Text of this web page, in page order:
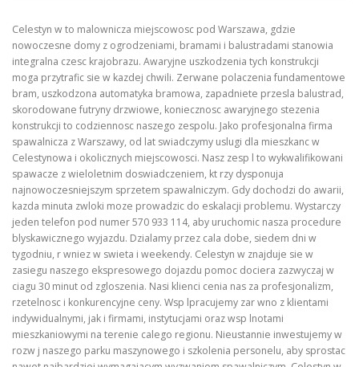
Celestyn w to malownicza miejscowosc pod Warszawa, gdzie
nowoczesne domy z ogrodzeniami, bramami i balustradami stanowia
integralna czesc krajobrazu. Awaryjne uszkodzenia tych konstrukcji
moga przytrafic sie w kazdej chwili. Zerwane polaczenia fundamentowe
bram, uszkodzona automatyka bramowa, zapadniete przesla balustrad,
skorodowane futryny drzwiowe, koniecznosc awaryjnego stezenia
konstrukcji to codziennosc naszego zespolu. Jako profesjonalna firma
spawalnicza z Warszawy, od lat swiadczymy uslugi dla mieszkanc w
Celestynowa i okolicznych miejscowosci. Nasz zesp l to wykwalifikowani
spawacze z wieloletnim doswiadczeniem, kt rzy dysponuja
najnowoczesniejszym sprzetem spawalniczym. Gdy dochodzi do awarii,
kazda minuta zwloki moze prowadzic do eskalacji problemu. Wystarczy
jeden telefon pod numer 570 933 114, aby uruchomic nasza procedure
blyskawicznego wyjazdu. Dzialamy przez cala dobe, siedem dni w
tygodniu, r wniez w swieta i weekendy. Celestyn w znajduje sie w
zasiegu naszego ekspresowego dojazdu pomoc dociera zazwyczaj w
ciagu 30 minut od zgloszenia. Nasi klienci cenia nas za profesjonalizm,
rzetelnosc i konkurencyjne ceny. Wsp lpracujemy zar wno z klientami
indywidualnymi, jak i firmami, instytucjami oraz wsp lnotami
mieszkaniowymi na terenie calego regionu. Nieustannie inwestujemy w
rozw j naszego parku maszynowego i szkolenia personelu, aby sprostac